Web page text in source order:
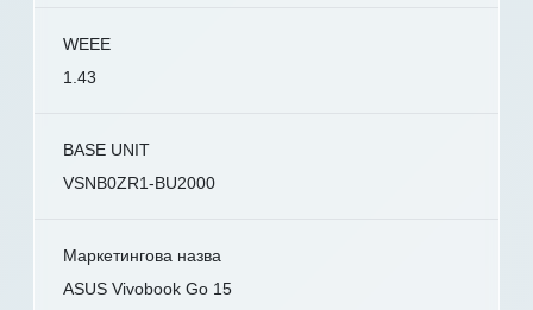
WEEE
1.43
BASE UNIT
VSNB0ZR1-BU2000
Маркетингова назва
ASUS Vivobook Go 15